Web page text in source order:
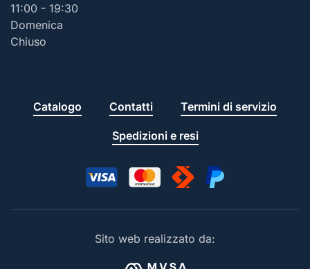
11:00 - 19:30
Domenica
Chiuso
Catalogo Contatti Termini di servizio
Spedizioni e resi
Sito web realizzato da: